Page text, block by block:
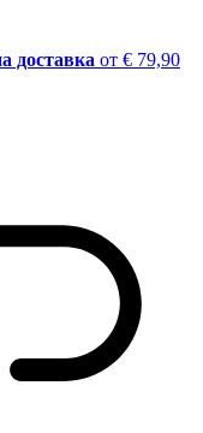
доставка от € 79,90